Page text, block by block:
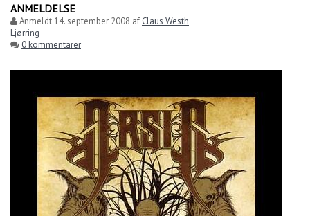
ANMELDELSE
Anmeldt14. september 2008 af Claus Westh
Ljørring
0 kommentarer